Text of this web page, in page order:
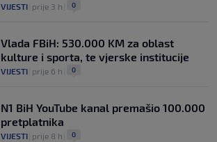
VIJESTI prije 3 h 0
Vlada FBiH: 530.000 KM za oblast
kulture i sporta, te vjerske institucije
VIJESTI prije 6 h 0
N1 BiH YouTube kanal premašio 100.000
pretplatnika
VIJESTI prije 8 h 0